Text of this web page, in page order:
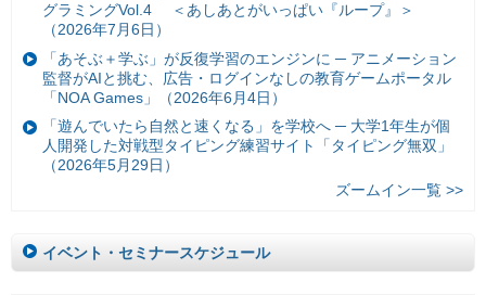
グラミングVol.4 ＜あしあとがいっぱい『ループ』＞
（2026年7月6日）
「あそぶ＋学ぶ」が反復学習のエンジンに ─ アニメーション
監督がAIと挑む、広告・ログインなしの教育ゲームポータル
「NOA Games」（2026年6月4日）
「遊んでいたら自然と速くなる」を学校へ ─ 大学1年生が個
人開発した対戦型タイピング練習サイト「タイピング無双」
（2026年5月29日）
ズームイン一覧 >>
イベント・セミナースケジュール